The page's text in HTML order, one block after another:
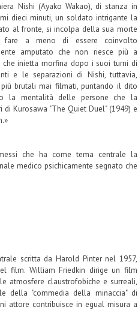
Nishi (Ayako Wakao), di stanza in
dieci minuti, un soldato intrigante la
al fronte, si incolpa della sua morte
a meno di essere coinvolto
amputato che non riesce più a
inietta morfina dopo i suoi turni di
e le separazioni di Nishi, tuttavia,
brutali mai filmati, puntando il dito
la mentalità delle persone che la
Kurosawa "The Quiet Duel" (1949) e
che ha come tema centrale la
medico psichicamente segnato che
scritta da Harold Pinter nel 1957,
film. William Friedkin dirige un film
atmosfere claustrofobiche e surreali,
della "commedia della minaccia" di
attore contribuisce in egual misura a